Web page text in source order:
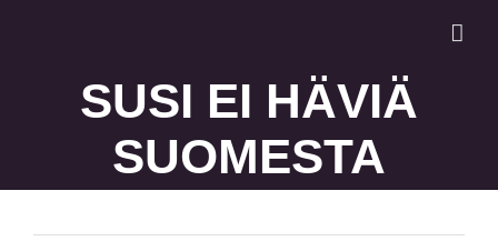
SUSI EI HÄVIÄ
SUOMESTA